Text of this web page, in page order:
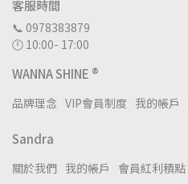
客服時間
📞 0978383879
🕛 10:00- 17:00
WANNA SHINE ®
品牌理念 VIP會員制度 我的帳戶
Sandra
關於我們 我的帳戶 會員紅利積點